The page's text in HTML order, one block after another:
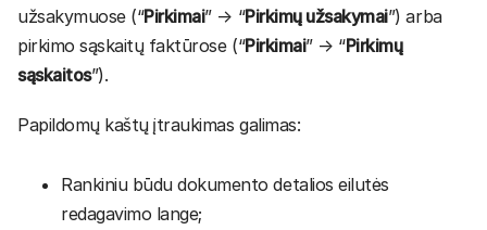
užsakymuose (“Pirkimai” → “Pirkimų užsakymai”) arba
pirkimo sąskaitų faktūrose (“Pirkimai” → “Pirkimų
sąskaitos”).
Papildomų kaštų įtraukimas galimas:
Rankiniu būdu dokumento detalios eilutės
redagavimo lange;